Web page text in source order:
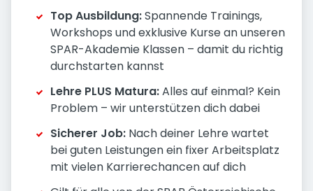
Top Ausbildung:Spannende Trainings,
Workshops und exklusive Kurse an unseren
SPAR-Akademie Klassen – damit du richtig
durchstarten kannst
Lehre PLUS Matura:Alles auf einmal? Kein
Problem – wir unterstützen dich dabei
Sicherer Job: Nach deiner Lehre wartet
bei guten Leistungen ein fixer Arbeitsplatz
mit vielen Karrierechancen auf dich